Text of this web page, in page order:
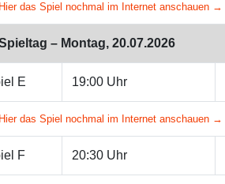
Hier das Spiel nochmal im Internet anschauen →
– Montag, 20.07.2026
E 19:00 Uhr
Hier das Spiel nochmal im Internet anschauen →
F 20:30 Uhr